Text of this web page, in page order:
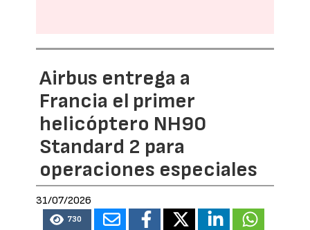
Airbus entrega a
Francia el primer
helicóptero NH90
Standard 2 para
operaciones especiales
31/07/2026
730